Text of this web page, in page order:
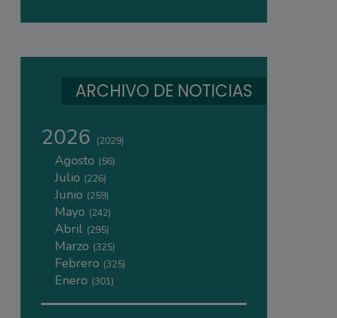
ARCHIVO DE NOTICIAS
2026 (2029)
Agosto (56)
Julio (226)
Junio (259)
Mayo (242)
Abril (295)
Marzo (325)
Febrero (325)
Enero (301)